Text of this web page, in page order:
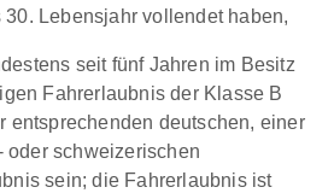
30. Lebensjahr vollendet haben,
seit fünf Jahren im Besitz
Fahrerlaubnis der Klasse B
entsprechenden deutschen, einer
oder schweizerischen
sein; die Fahrerlaubnis ist